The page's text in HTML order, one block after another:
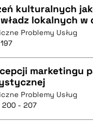
kulturalnych
lokalnych
Problemy Usług
marketingu
Problemy Usług
200 - 207